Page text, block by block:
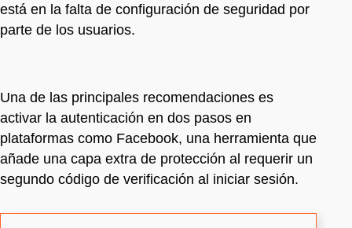
está en la falta de configuración de seguridad por
parte de los usuarios.
Una de las principales recomendaciones es
activar la autenticación en dos pasos en
plataformas como Facebook, una herramienta que
añade una capa extra de protección al requerir un
segundo código de verificación al iniciar sesión.